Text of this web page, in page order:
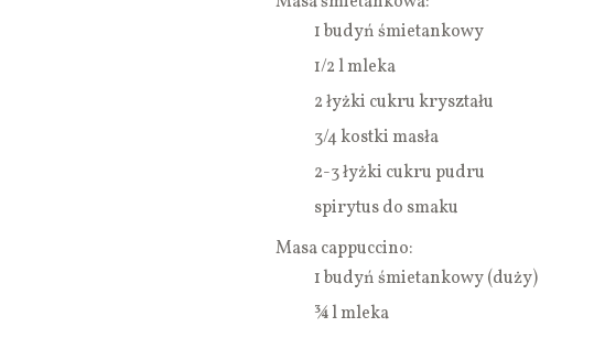
1 budyń śmietankowy
1/2 l mleka
2 łyżki cukru kryształu
3/4 kostki masła
2-3 łyżki cukru pudru
spirytus do smaku
Masa cappuccino:
1 budyń śmietankowy (duży)
¾ l mleka